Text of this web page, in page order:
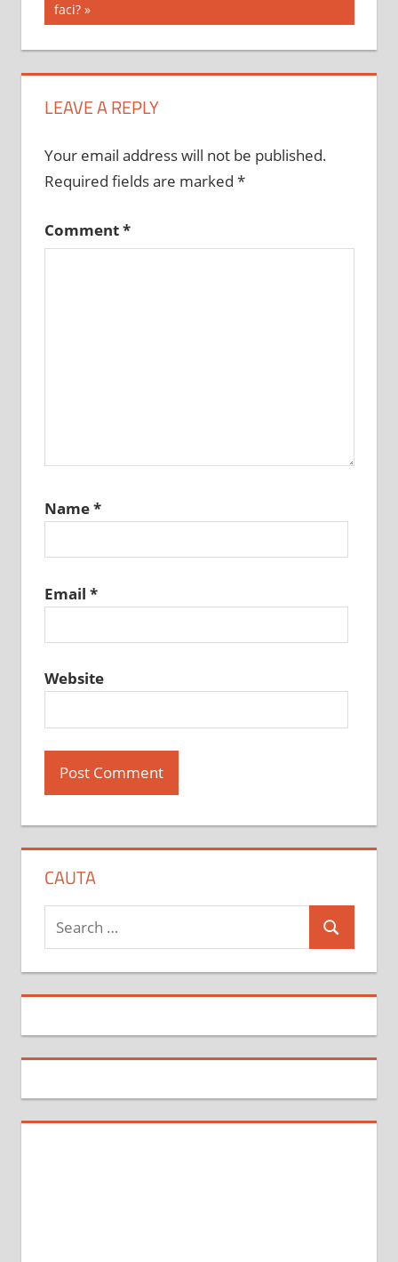
Post:
faci?
LEAVE A REPLY
Your email address will not be published.
Required fields are marked *
Comment*
Name*
Email *
Website
CAUTA
Search
for:
Search